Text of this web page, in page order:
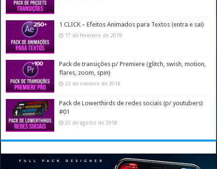
1 CLICK – Efeitos Animados para Textos (entra e sai)
17 de fevereiro de 2019
Pack de transições p/ Premiere (glitch, swish, motion,
flares, zoom, spin)
22 de outubro de 2018
Pack de Lowerthirds de redes sociais (p/ youtubers)
#01
25 de agosto de 2018